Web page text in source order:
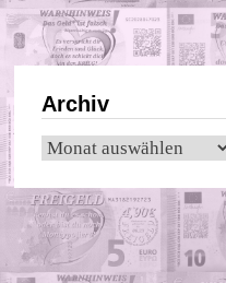
Archiv
Archiv